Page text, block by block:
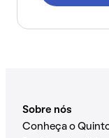
Sobre nós
Conheça o